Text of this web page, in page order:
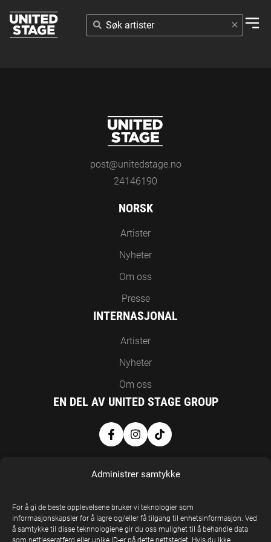
Administrer samtykke
For å gi de beste opplevelsene bruker vi teknologier som
informasjonskapsler for å lagre og/eller få tilgang til enhetsinformasjon. Ved
å samtykke til disse teknnologiene gir du oss mulighet til å behandle data
som nettleseratferd eller unike ID-er på dette nettstedet. Hvis du ikke
SØK
ARTISTER
post@unitedstage.no
24146190
NORSK
Artister
Nyheter
Om oss
Presse
INTERNASJONAL
Artister
Nyheter
Om oss
EN DEL AV UNITED STAGE GROUP
United Stage